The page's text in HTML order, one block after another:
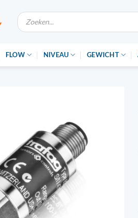
Producten
zoeken
FLOW NIVEAU GEWICHT